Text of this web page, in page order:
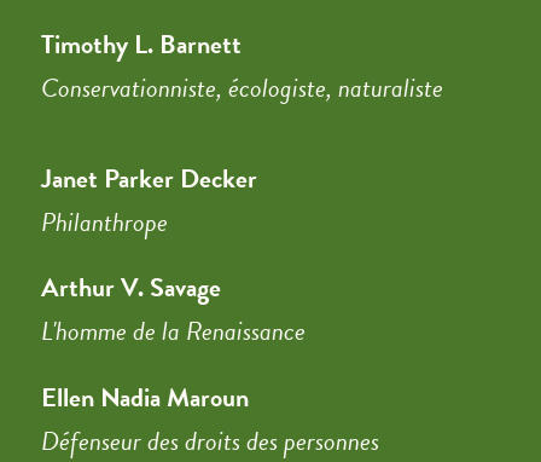
Timothy L. Barnett
Conservationniste, écologiste, naturaliste
Janet Parker Decker
Philanthrope
Arthur V. Savage
L'homme de la Renaissance
Ellen Nadia Maroun
Défenseur des droits des personnes